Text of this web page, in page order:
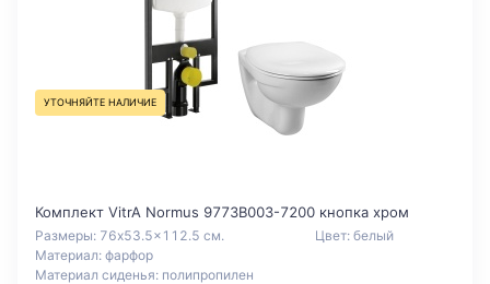
УТОЧНЯЙТЕ НАЛИЧИЕ
Комплект VitrA Normus 9773B003-7200 кнопка хром
Размеры: 76x53.5x112.5 см.
Материал: фарфор
Материал сиденья: полипропилен
Цвет: белый